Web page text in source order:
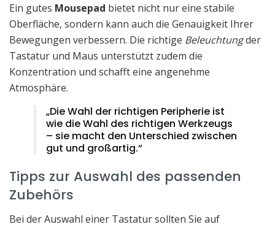
Ein gutes Mousepad bietet nicht nur eine stabile
Oberfläche, sondern kann auch die Genauigkeit Ihrer
Bewegungen verbessern. Die richtige Beleuchtungder
Tastatur und Maus unterstützt zudem die
Konzentration und schafft eine angenehme
Atmosphäre.
„Die Wahl der richtigen Peripherie ist
wie die Wahl des richtigen Werkzeugs
– sie macht den Unterschied zwischen
gut und großartig.“
Tipps zur Auswahl des passenden
Zubehörs
Bei der Auswahl einer Tastatur sollten Sie auf